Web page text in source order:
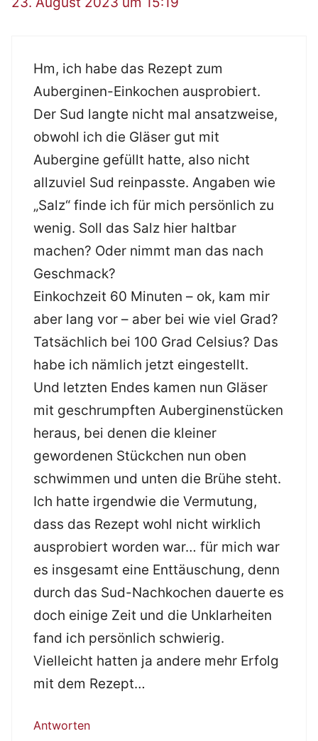
Hm, ich habe das Rezept zum
Auberginen-Einkochen ausprobiert.
Der Sud langte nicht mal ansatzweise,
obwohl ich die Gläser gut mit
Aubergine gefüllt hatte, also nicht
allzuviel Sud reinpasste. Angaben wie
„Salz“ finde ich für mich persönlich zu
wenig. Soll das Salz hier haltbar
machen? Oder nimmt man das nach
Geschmack?
Einkochzeit 60 Minuten – ok, kam mir
aber lang vor – aber bei wie viel Grad?
Tatsächlich bei 100 Grad Celsius? Das
habe ich nämlich jetzt eingestellt.
Und letzten Endes kamen nun Gläser
mit geschrumpften Auberginenstücken
heraus, bei denen die kleiner
gewordenen Stückchen nun oben
schwimmen und unten die Brühe steht.
Ich hatte irgendwie die Vermutung,
dass das Rezept wohl nicht wirklich
ausprobiert worden war… für mich war
es insgesamt eine Enttäuschung, denn
durch das Sud-Nachkochen dauerte es
doch einige Zeit und die Unklarheiten
fand ich persönlich schwierig.
Vielleicht hatten ja andere mehr Erfolg
mit dem Rezept…
Antworten